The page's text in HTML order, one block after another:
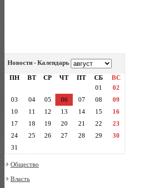
Новости - Календарь
ПН
ВТ СР ЧТ ПТ СБ
ВС
01
02
03
04 05 06 07 08
09
10
11 12 13 14 15
16
17
18 19 20 21 22
23
24
25 26 27 28 29
30
31
Общество
Власть